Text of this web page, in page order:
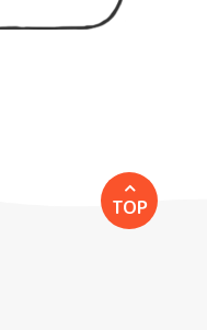
TOP